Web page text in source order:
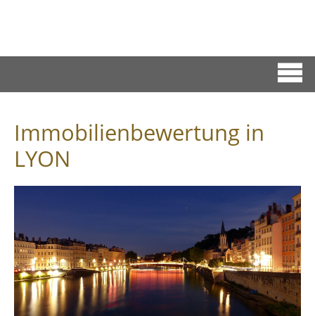
Immobilienbewertung in
LYON